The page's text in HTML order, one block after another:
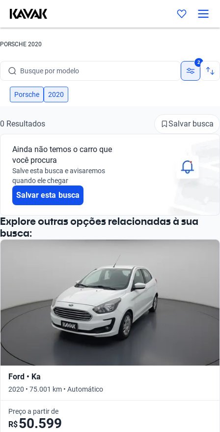
PORSCHE 2020
Busque por modelo
Busque por versão
Busque por marca
Busque por modelo
Busque por versão
2
Porsche 2020
0 Resultados Salvar busca
Ainda não temos o carro que
você procura
Salve esta busca e avisaremos
quando ele chegar
Salvar esta busca
Explore outras opções relacionadas à sua
busca:
Ford • Ka
2020 • 75.001 km • Automático
Preço a partir de
R$50.599